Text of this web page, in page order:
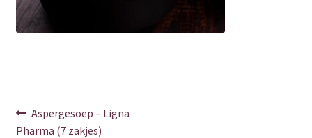
Over ons
Verzenden & retourneren
Berichtnavigatie
Vorig
bericht:
Aspergesoep – Ligna
Pharma (7 zakjes)